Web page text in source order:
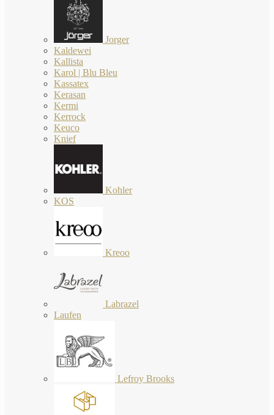
Jorger
Kaldewei
Kallista
Karol | Blu Bleu
Kassatex
Kerasan
Kermi
Kerrock
Keuco
Knief
Kohler
KOS
Kreoo
Labrazel
Laufen
Lefroy Brooks